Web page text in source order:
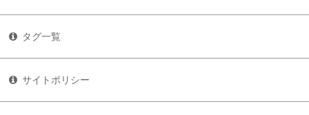
タグ一覧
サイトポリシー